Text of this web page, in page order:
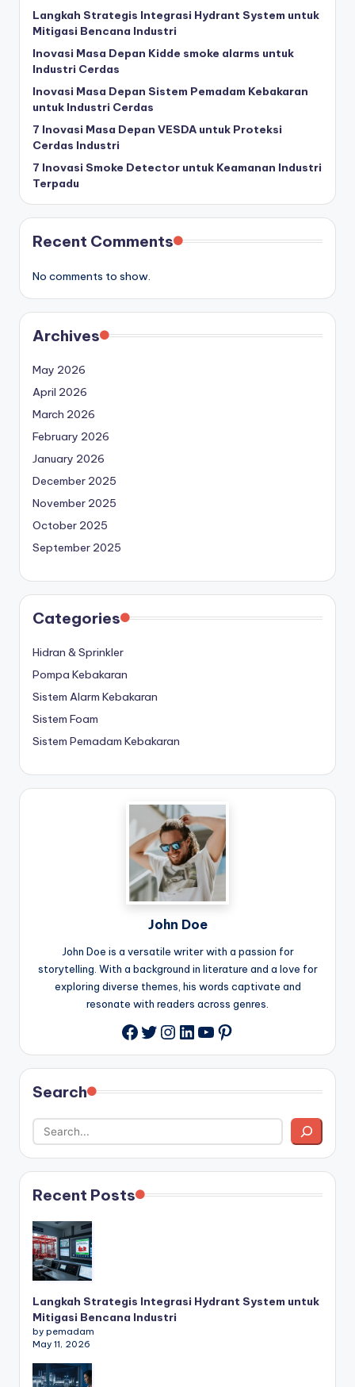
Langkah Strategis Integrasi Hydrant System untuk
Mitigasi Bencana Industri
Inovasi Masa Depan Kidde smoke alarms untuk
Industri Cerdas
Inovasi Masa Depan Sistem Pemadam Kebakaran
untuk Industri Cerdas
7 Inovasi Masa Depan VESDA untuk Proteksi
Cerdas Industri
7 Inovasi Smoke Detector untuk Keamanan Industri
Terpadu
Recent Comments
No comments to show.
Archives
May 2026
April 2026
March 2026
February 2026
January 2026
December 2025
November 2025
October 2025
September 2025
Categories
Hidran & Sprinkler
Pompa Kebakaran
Sistem Alarm Kebakaran
Sistem Foam
Sistem Pemadam Kebakaran
John Doe
John Doe is a versatile writer with a passion for
storytelling. With a background in literature and a love for
exploring diverse themes, his words captivate and
resonate with readers across genres.
Facebook
Twitter
Instagram
LinkedIn
YouTube
Pinterest
Search
Recent Posts
Langkah Strategis Integrasi Hydrant System untuk
Mitigasi Bencana Industri
by pemadam
May 11, 2026